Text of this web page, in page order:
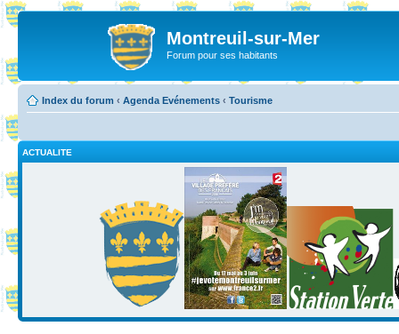
Montreuil-sur-Mer
Forum pour ses habitants
Index du forum ‹ Agenda Evénements ‹ Tourisme
ACTUALITE